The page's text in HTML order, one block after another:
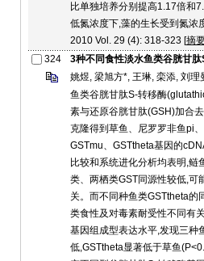
比单独培养分别提高1.17倍和
低氮浓度下,藻的生长受到氮浓
2010 Vol. 29 (4): 318-323 [摘
324
3种不同食性淡水鱼类谷胱甘
姚煜, 梁旭方*, 王琳, 栾添, 刘理
鱼类谷胱甘肽S-转移酶
素与还原谷胱甘肽(GSH)加合
克隆得到草鱼、尼罗罗非鱼pi
GSTmu、GSTtheta基因的
比较和系统进化分析均表明,鲢
类、两栖类GST同源性较低,可
关。而不同种鱼类GSTtheta的
类食性及对毒素耐受性不同有
基因组成型表达水平,发现三种
低,GSTtheta显著低于草鱼